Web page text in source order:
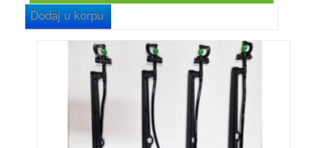
Dodaj u korpu